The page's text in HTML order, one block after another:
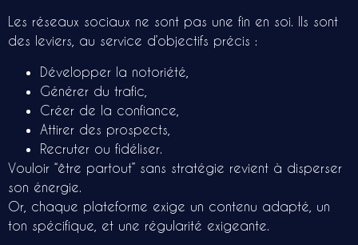
Les réseaux sociaux ne sont pas une fin en soi. Ils sont
des leviers, au service d’objectifs précis :
Développer la notoriété,
Générer du trafic,
Créer de la confiance,
Attirer des prospects,
Recruter ou fidéliser.
Vouloir “être partout” sans stratégie revient à disperser
son énergie.
Or, chaque plateforme exige un contenu adapté, un
ton spécifique, et une régularité exigeante.